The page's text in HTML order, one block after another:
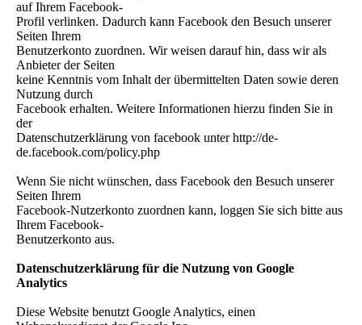
auf Ihrem Facebook-
Profil verlinken. Dadurch kann Facebook den Besuch unserer
Seiten Ihrem
Benutzerkonto zuordnen. Wir weisen darauf hin, dass wir als
Anbieter der Seiten
keine Kenntnis vom Inhalt der übermittelten Daten sowie deren
Nutzung durch
Facebook erhalten. Weitere Informationen hierzu finden Sie in
der
Datenschutzerklärung von facebook unter http://de-
de.facebook.com/policy.php
Wenn Sie nicht wünschen, dass Facebook den Besuch unserer
Seiten Ihrem
Facebook-Nutzerkonto zuordnen kann, loggen Sie sich bitte aus
Ihrem Facebook-
Benutzerkonto aus.
Datenschutzerklärung für die Nutzung von Google
Analytics
Diese Website benutzt Google Analytics, einen